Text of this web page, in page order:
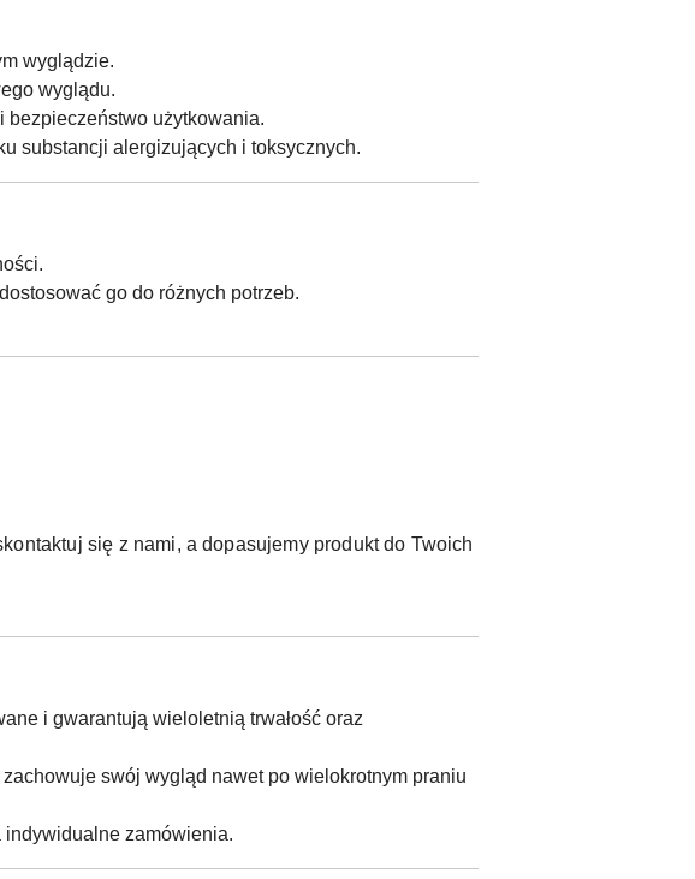
wyglądzie.
wyglądu.
bezpieczeństwo użytkowania.
substancji alergizujących i toksycznych.
go do różnych potrzeb.
się z nami, a dopasujemy produkt do Twoich
i gwarantują wieloletnią trwałość oraz
swój wygląd nawet po wielokrotnym praniu
zamówienia.